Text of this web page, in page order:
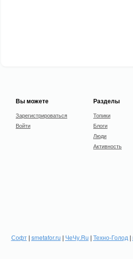
Вы можете
Зарегистрироваться
Войти
Разделы
Топики
Блоги
Люди
Активность
Софт| smetafor.ru | ЧеЧу.Ru | Техно-Голод |